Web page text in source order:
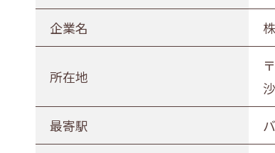
企業名
所在地
最寄駅